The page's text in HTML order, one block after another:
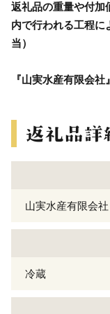
返礼品の重量や付加
内で行われる工程に
当）
『山実水産有限会
山実水産有限会社
冷蔵